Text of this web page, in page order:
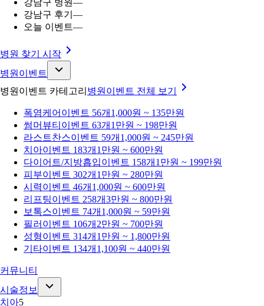
강남구 병원—
강남구 후기 —
오늘 이벤트—
병원 찾기 시작
병원이벤트
병원이벤트 카테고리 병원이벤트 전체 보기
폭염케어 이벤트 56개 1,000원 ~ 135만원
썸머뷰티 이벤트 63개 1만원 ~ 198만원
라스트찬스이벤트 59개 1,000원 ~ 245만원
치아이벤트 183개 1만원 ~ 600만원
다이어트/지방흡입이벤트 158개 1만원 ~ 199만원
피부이벤트 302개 1만원 ~ 280만원
시력이벤트 46개 1,000원 ~ 600만원
리프팅이벤트 258개3만원 ~ 800만원
보톡스이벤트 74개 1,000원 ~ 59만원
필러 이벤트 106개 2만원 ~ 700만원
성형이벤트 314개 1만원 ~ 1,800만원
기타이벤트 134개 1,100원 ~ 440만원
커뮤니티
시술정보
치아5